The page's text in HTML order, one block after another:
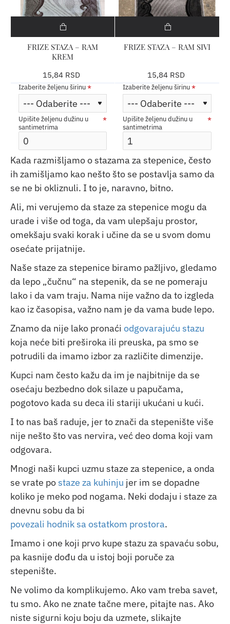
Kada razmišljamo o stazama za stepenice, često
ih zamišljamo kao nešto što se postavlja samo da
se ne bi okliznuli. I to je, naravno, bitno.
Ali, mi verujemo da staze za stepenice mogu da
urade i više od toga, da vam ulepšaju prostor,
omekšaju svaki korak i učine da se u svom domu
osećate prijatnije.
Naše staze za stepenice biramo pažljivo, gledamo
da lepo „čučnu“ na stepenik, da se ne pomeraju
lako i da vam traju. Nama nije važno da to izgleda
kao iz časopisa, važno nam je da vama bude lepo.
Znamo da nije lako pronaći odgovarajuću stazu
koja neće biti preširoka ili preuska, pa smo se
potrudili da imamo izbor za različite dimenzije.
Kupci nam često kažu da im je najbitnije da se
osećaju bezbedno dok silaze u papučama,
pogotovo kada su deca ili stariji ukućani u kući.
I to nas baš raduje, jer to znači da stepenište više
nije nešto što vas nervira, već deo doma koji vam
odgovara.
Mnogi naši kupci uzmu staze za stepenice, a onda
se vrate po staze za kuhinju jer im se dopadne
koliko je meko pod nogama. Neki dodaju i staze za
dnevnu sobu da bi
povezali hodnik sa ostatkom prostora.
Imamo i one koji prvo kupe stazu za spavaću sobu,
pa kasnije dođu da u istoj boji poruče za
stepenište.
Ne volimo da komplikujemo. Ako vam treba savet,
tu smo. Ako ne znate tačne mere, pitajte nas. Ako
niste sigurni koju boju da uzmete, slikajte
FRIZE STAZA – RAM
KREM
15,84 RSD
Izaberite željenu širinu
Upišite željenu dužinu u
santimetrima
FRIZE STAZA – RAM SIVI
15,84 RSD
Izaberite željenu širinu
Upišite željenu dužinu u
santimetrima